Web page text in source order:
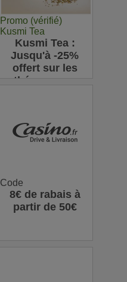
Promo (vérifié)
Kusmi Tea
Kusmi Tea :
Jusqu'à -25%
offert sur les
thés en vrac
Code
8€ de rabais à
partir de 50€